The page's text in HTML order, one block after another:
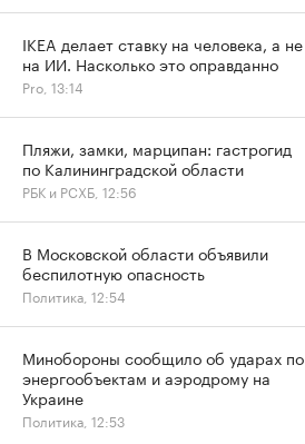
IKEA делает ставку на человека, а не
на ИИ. Насколько это оправданно
Pro, 13:14
Пляжи, замки, марципан: гастрогид
по Калининградской области
РБК и РСХБ, 12:56
В Московской области объявили
беспилотную опасность
Политика, 12:54
Минобороны сообщило об ударах по
энергообъектам и аэродрому на
Украине
Политика, 12:53